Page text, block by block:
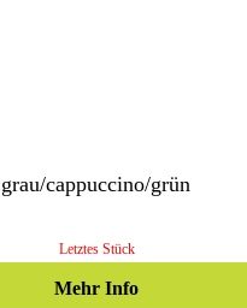
cappuccino/grün
Letztes Stück
Mehr Info